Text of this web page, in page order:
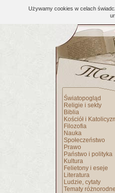
Używamy cookies w celach
Światopogląd
Religie i sekty
Biblia
Kościół i
Filozofia
Nauka
Społeczeństwo
Prawo
Państwo i polityka
Kultura
Felietony i eseje
Literatura
Ludzie, cytaty
Tematy różnorodne